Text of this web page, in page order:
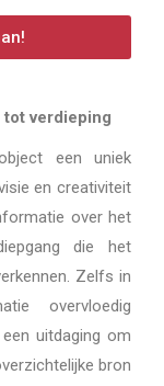
verdieping
een uniek
en creativiteit
over het
die het
Zelfs in
overvloedig
uitdaging om
bron